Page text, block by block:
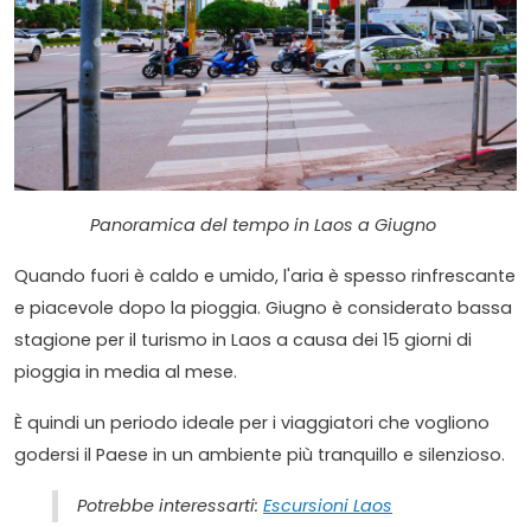
Panoramica del tempo in Laos a Giugno
Quando fuori è caldo e umido, l'aria è spesso rinfrescante
e piacevole dopo la pioggia. Giugno è considerato bassa
stagione per il turismo in Laos a causa dei 15 giorni di
pioggia in media al mese.
È quindi un periodo ideale per i viaggiatori che vogliono
godersi il Paese in un ambiente più tranquillo e silenzioso.
Potrebbe interessarti: Escursioni Laos